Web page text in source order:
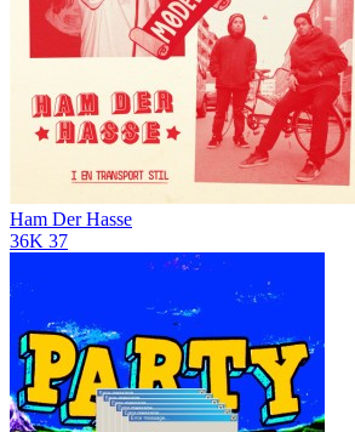
Ham Der Hasse
36K 37